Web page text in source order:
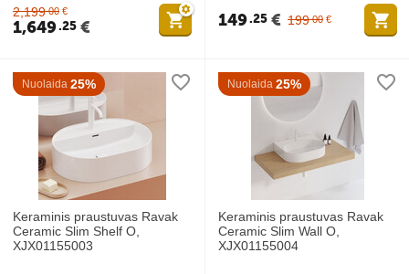
2,199 00 €
1,649 25 € 199 00 €
149 25 €
Nuolaida 25%
Keraminis praustuvas Ravak
Ceramic Slim Shelf O,
XJX01155003
Nuolaida 25%
Keraminis praustuvas Ravak
Ceramic Slim Wall O,
XJX01155004